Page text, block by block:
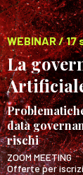
WEBINAR /
La
data
rischi
ZOOM MEETING
Offerte per